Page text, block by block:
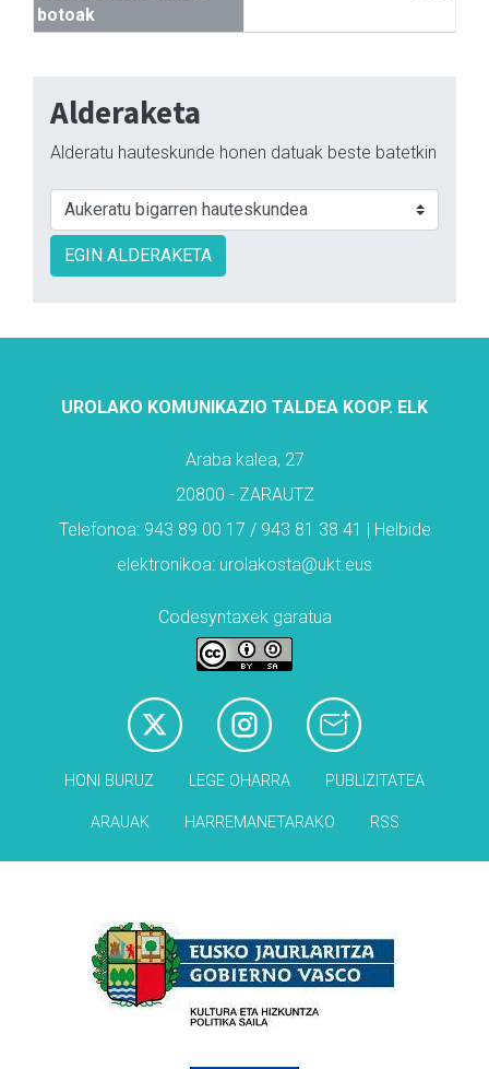
botoak
Alderaketa
Alderatu hauteskunde honen datuak beste batetkin
EGIN ALDERAKETA
UROLAKO KOMUNIKAZIO TALDEA KOOP. ELK
Araba kalea, 27
20800 - ZARAUTZ
Telefonoa: 943 89 00 17 / 943 81 38 41 | Helbide
elektronikoa: urolakosta@ukt.eus
Codesyntaxek garatua
HONI BURUZ LEGE OHARRA PUBLIZITATEA
ARAUAK HARREMANETARAKO RSS